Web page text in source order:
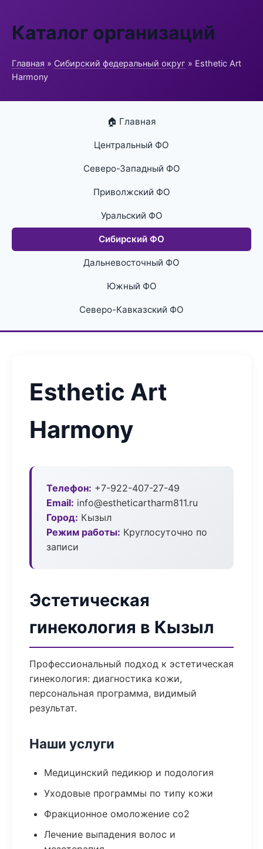
Каталог организаций
Главная » Сибирский федеральный округ » Esthetic Art
Harmony
🏠 Главная
Центральный ФО
Северо-Западный ФО
Приволжский ФО
Уральский ФО
Сибирский ФО
Дальневосточный ФО
Южный ФО
Северо-Кавказский ФО
Esthetic Art
Harmony
Телефон: +7-922-407-27-49
Email: info@estheticartharm811.ru
Город: Кызыл
Режим работы: Круглосуточно по
записи
Эстетическая
гинекология в Кызыл
Профессиональный подход к эстетическая
гинекология: диагностика кожи,
персональная программа, видимый
результат.
Наши услуги
Медицинский педикюр и подология
Уходовые программы по типу кожи
Фракционное омоложение co2
Лечение выпадения волос и